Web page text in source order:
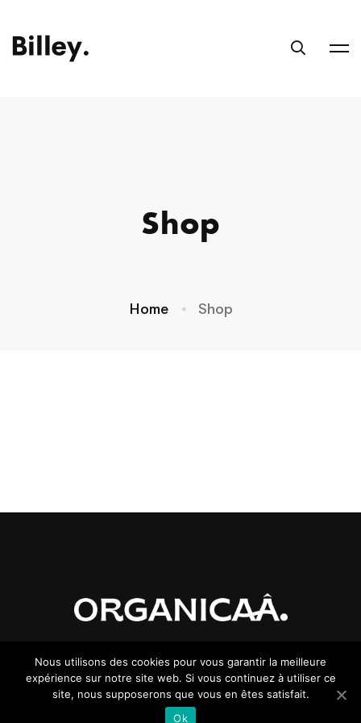
Shop
Home Shop
Nous utilisons des cookies pour vous garantir la meilleure
expérience sur notre site web. Si vous continuez à utiliser ce
site, nous supposerons que vous en êtes satisfait.
Ok